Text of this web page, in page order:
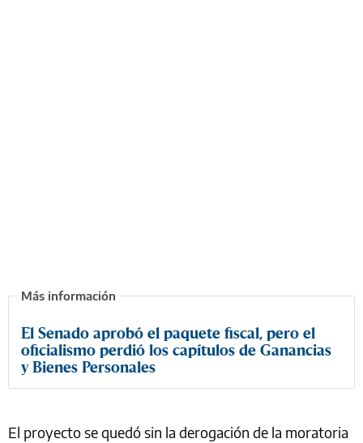
El Senado aprobó el paquete fiscal, pero el
oficialismo perdió los capítulos de Ganancias
y Bienes Personales
El proyecto se quedó sin la derogación de la moratoria